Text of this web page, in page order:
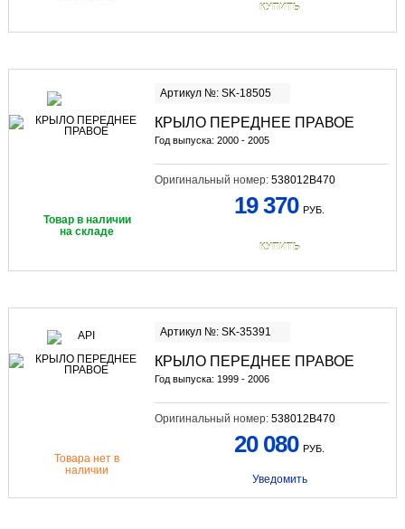
КУПИТЬ
Артикул №: SK-18505
КРЫЛО ПЕРЕДНЕЕ ПРАВОЕ
Год выпуска: 2000 - 2005
Оригинальный номер: 538012B470
Товар в наличии
на складе
19 370 РУБ.
КУПИТЬ
Артикул №: SK-35391
КРЫЛО ПЕРЕДНЕЕ ПРАВОЕ
Год выпуска: 1999 - 2006
Оригинальный номер: 538012B470
Товара нет в
наличии
20 080 РУБ.
Уведомить